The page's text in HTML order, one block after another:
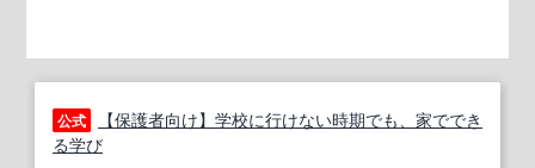
公式
【保護者向け】学校に行けない時期でも、家ででき
る学び